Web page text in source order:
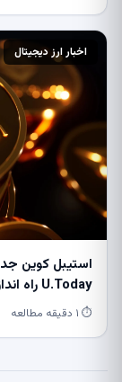
اخبار ارز دیجیتال
استیبل کوین
U.Today راه اندازی می شود
⏱ ۱ دقیقه مطالعه